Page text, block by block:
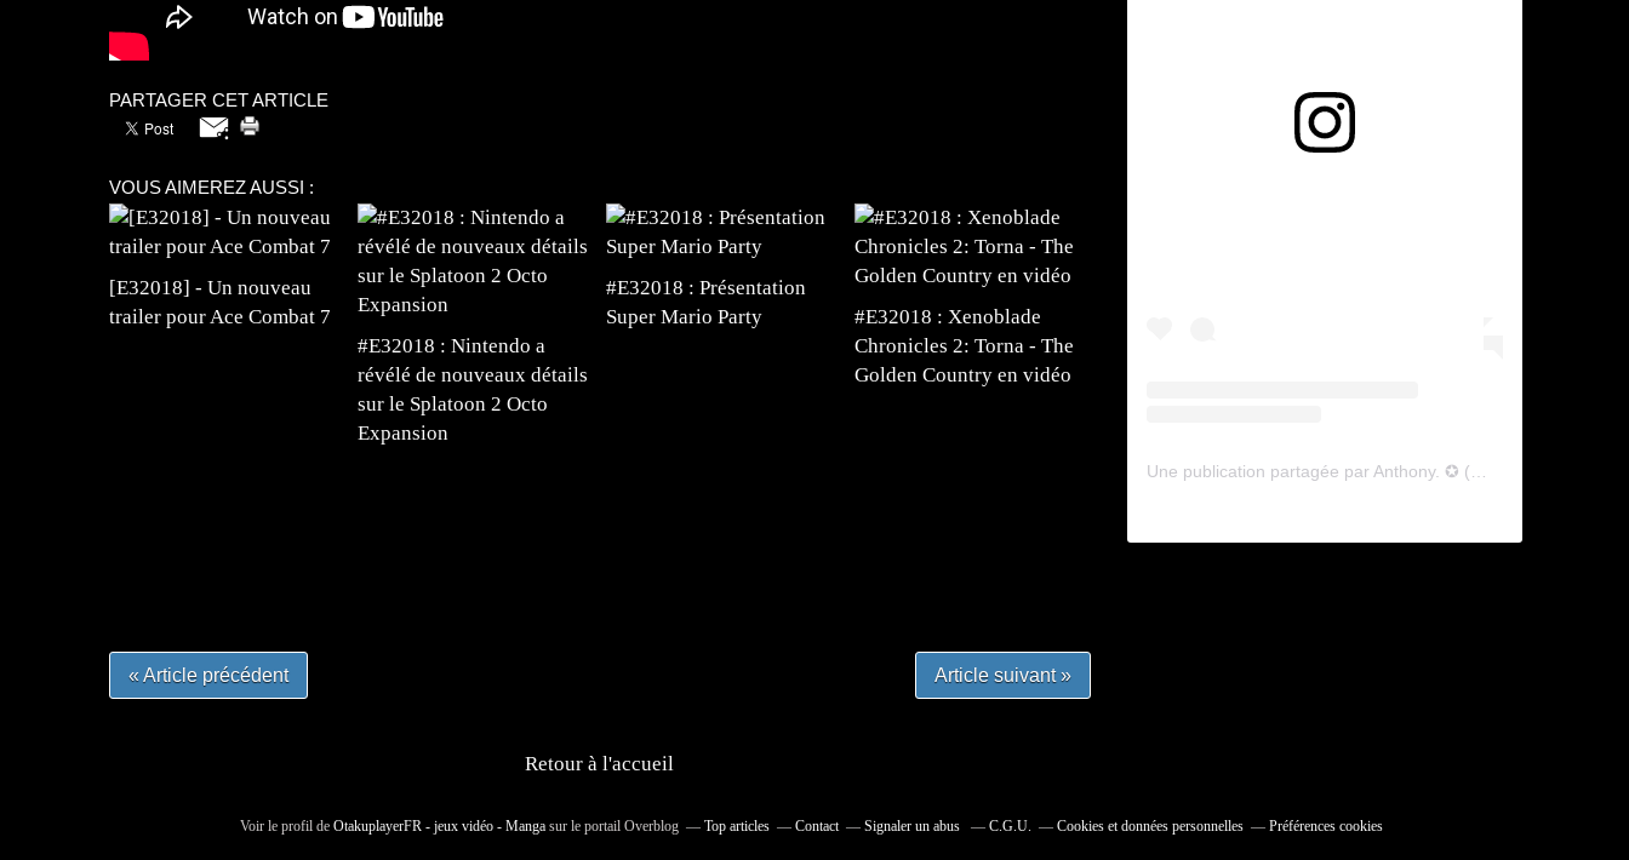
PARTAGER CET ARTICLE
VOUS AIMEREZ AUSSI :
[E32018] - Un nouveau
trailer pour Ace Combat 7
#E32018 : Nintendo a
révélé de nouveaux détails
sur le Splatoon 2 Octo
Expansion
#E32018 : Présentation
Super Mario Party
#E32018 : Xenoblade
Chronicles 2: Torna - The
Golden Country en vidéo
« Article précédent Article suivant »
Retour à l'accueil
Une publication partagée par Anthony. ✪ (@lyagamii)
Voir le profil de OtakuplayerFR - jeux vidéo - Mangasur le portail Overblog Top articles Contact Signaler un abus C.G.U. Cookies et données personnelles Préférences cookies